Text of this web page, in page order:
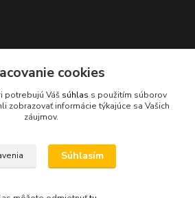
KaravanPoint
hod.)
cookies
potrebujú Váš súhlas s použitím súborov
zobrazovať informácie týkajúce sa Vašich
záujmov.
Súhlasím